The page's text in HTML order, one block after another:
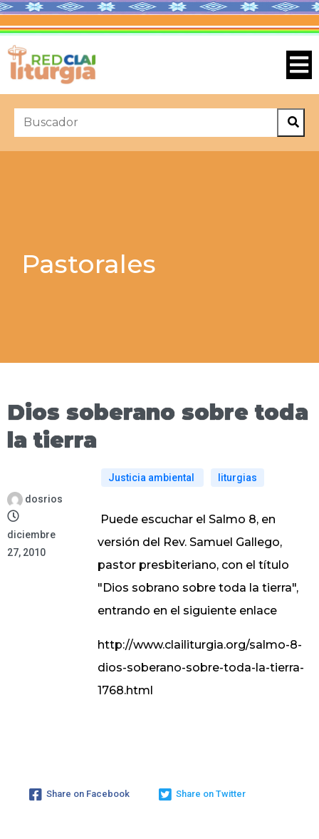
Pastorales
Dios soberano sobre toda
la tierra
dosrios
diciembre
27, 2010
Justicia ambiental liturgias
Puede escuchar el Salmo 8, en
versión del Rev. Samuel Gallego,
pastor presbiteriano, con el título
"Dios sobrano sobre toda la tierra",
entrando en el siguiente enlace
http://www.clailiturgia.org/salmo-8-
dios-soberano-sobre-toda-la-tierra-
1768.html
Share on Facebook Share on Twitter